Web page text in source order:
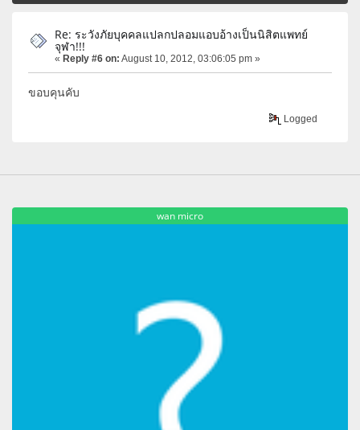
Re: ระวังภัยบุคคลแปลกปลอมแอบอ้างเป็นนิสิตแพทย์
จุฬา!!!
« Reply #6 on: August 10, 2012, 03:06:05 pm »
ขอบคุนคับ
Logged
wan micro